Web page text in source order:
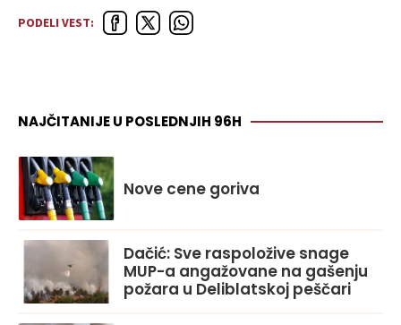
PODELI VEST:
NAJČITANIJE U POSLEDNJIH 96H
Nove cene goriva
Dačić: Sve raspoložive snage
MUP-a angažovane na gašenju
požara u Deliblatskoj peščari